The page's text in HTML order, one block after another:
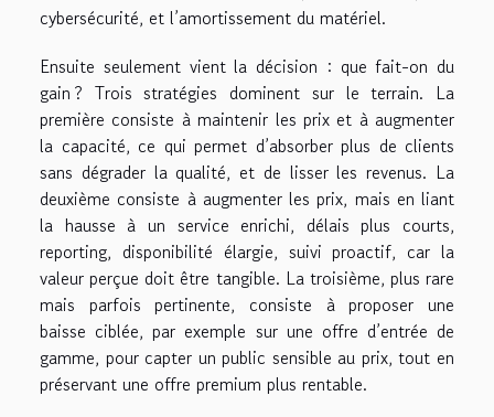
cybersécurité, et l’amortissement du matériel.
Ensuite seulement vient la décision : que fait-on du
gain ? Trois stratégies dominent sur le terrain. La
première consiste à maintenir les prix et à augmenter
la capacité, ce qui permet d’absorber plus de clients
sans dégrader la qualité, et de lisser les revenus. La
deuxième consiste à augmenter les prix, mais en liant
la hausse à un service enrichi, délais plus courts,
reporting, disponibilité élargie, suivi proactif, car la
valeur perçue doit être tangible. La troisième, plus rare
mais parfois pertinente, consiste à proposer une
baisse ciblée, par exemple sur une offre d’entrée de
gamme, pour capter un public sensible au prix, tout en
préservant une offre premium plus rentable.